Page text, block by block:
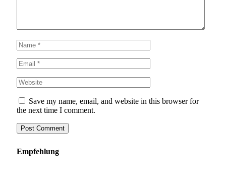
Save my name, email, and website in this browser for
the next time I comment.
Empfehlung